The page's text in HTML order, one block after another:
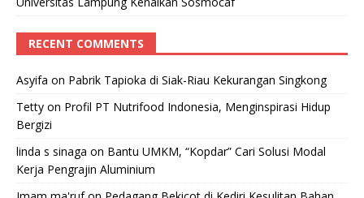
RECENT COMMENTS
Asyifa on Pabrik Tapioka di Siak-Riau Kekurangan Singkong
Tetty on Profil PT Nutrifood Indonesia, Menginspirasi Hidup
Bergizi
linda s sinaga on Bantu UMKM, “Kopdar” Cari Solusi Modal
Kerja Pengrajin Aluminium